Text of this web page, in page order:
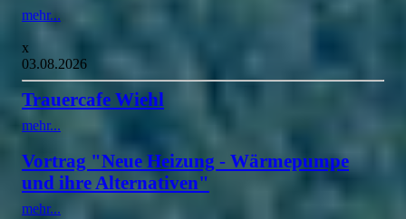
mehr...
x
03.08.2026
Trauercafe Wiehl
mehr...
Vortrag "Neue Heizung - Wärmepumpe
und ihre Alternativen"
mehr...